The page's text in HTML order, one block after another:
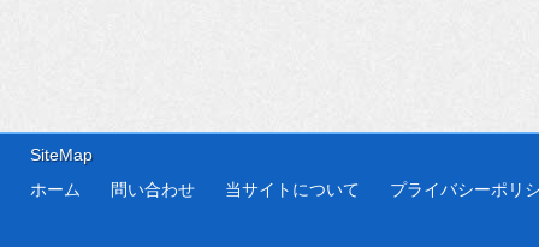
SiteMap
ホーム
問い合わせ 当サイトについて プライバシーポリ